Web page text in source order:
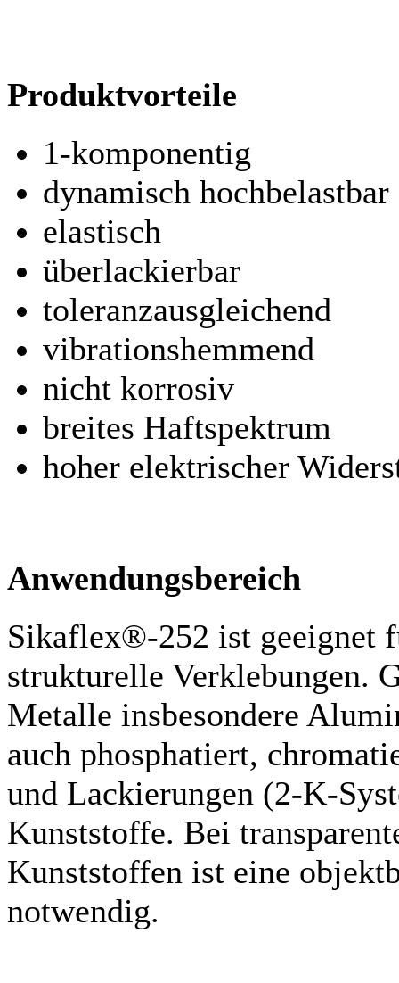
Produktvorteile
1-komponentig
dynamisch hochbelastbar
elastisch
überlackierbar
toleranzausgleichend
vibrationshemmend
nicht korrosiv
breites Haftspektrum
hoher elektrischer
Anwendungsbereich
Sikaflex®-252 ist geeignet
strukturelle Verklebungen.
Metalle insbesondere
auch phosphatiert,
und Lackierungen (2-K-
Kunststoffe. Bei
Kunststoffen ist eine
notwendig.